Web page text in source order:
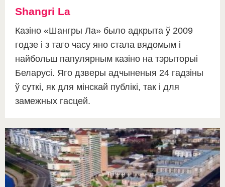
Shangri La
Казіно «Шангры Ла» было адкрыта ў 2009
годзе і з таго часу яно стала вядомым і
найбольш папулярным казіно на тэрыторыі
Беларусі. Яго дзверы адчыненыя 24 гадзіны
ў суткі, як для мінскай публікі, так і для
замежных гасцей.